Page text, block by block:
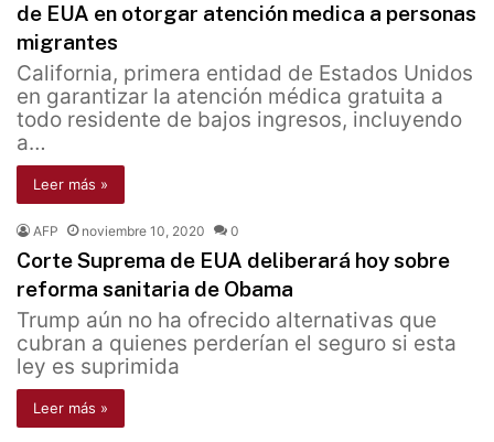
de EUA en otorgar atención medica a personas
migrantes
California, primera entidad de Estados Unidos
en garantizar la atención médica gratuita a
todo residente de bajos ingresos, incluyendo
a…
Leer más »
AFP noviembre 10, 2020 0
Corte Suprema de EUA deliberará hoy sobre
reforma sanitaria de Obama
Trump aún no ha ofrecido alternativas que
cubran a quienes perderían el seguro si esta
ley es suprimida
Leer más »